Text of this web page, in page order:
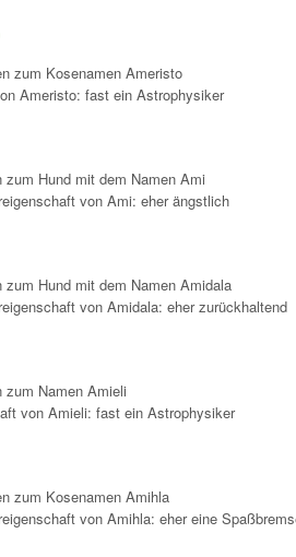
zum Kosenamen Ameristo
Ameristo: fast ein Astrophysiker
zum Hund mit dem Namen Ami
von Ami: eher ängstlich
zum Hund mit dem Namen Amidala
von Amidala: eher zurückhaltend
zum Namen Amieli
von Amieli: fast ein Astrophysiker
zum Kosenamen Amihla
von Amihla: eher eine